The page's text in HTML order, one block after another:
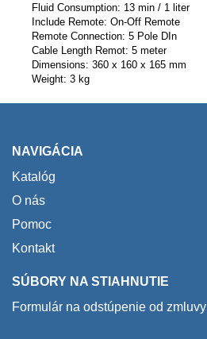
Fluid Consumption: 13 min / 1 liter
Include Remote: On-Off Remote
Remote Connection: 5 Pole DIn
Cable Length Remot: 5 meter
Dimensions: 360 x 160 x 165 mm
Weight: 3 kg
NAVIGÁCIA
Katalóg
O nás
Pomoc
Kontakt
SÚBORY NA STIAHNUTIE
Formulár na odstúpenie od zmluvy